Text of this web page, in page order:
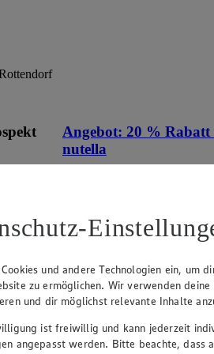
Angebot: 20 % Rabatt
nutella
Artikel
und andere Technologien ein, um
zu ermöglichen. Wir verwenden
und dir möglichst relevante Inhalte
ist freiwillig und kann jederzeit
angepasst werden. Bitte beachte, dass